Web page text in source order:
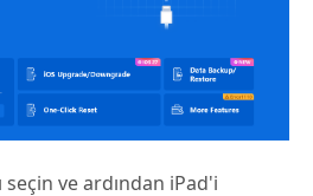
ve ardından iPad'i